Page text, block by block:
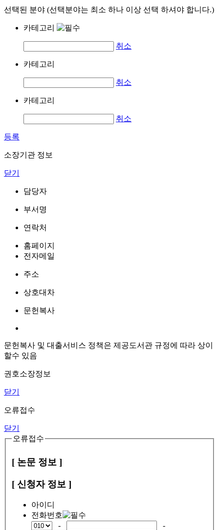
선택된 분야 (선택분야는 최소 하나 이상 선택 하셔야 합니다.)
카테고리
취소
카테고리
취소
카테고리
취소
등록
소장기관 정보
닫기
담당자
부서명
연락처
홈페이지
전자메일
주소
상호대차
문헌복사
문헌복사 및 대출서비스 정책은 제공도서관 규정에 따라 상이
할수 있음
권호소장정보
닫기
오류접수
닫기
오류접수
[ 논문 정보 ]
[ 신청자 정보 ]
아이디
전화번호
-
-